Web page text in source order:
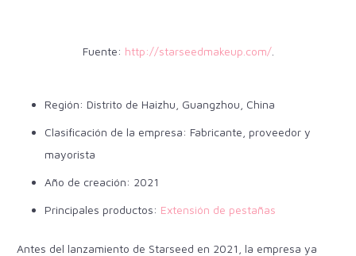
Fuente: http://starseedmakeup.com/.
Región: Distrito de Haizhu, Guangzhou, China
Clasificación de la empresa: Fabricante, proveedor y
mayorista
Año de creación: 2021
Principales productos: Extensión de pestañas
Antes del lanzamiento de Starseed en 2021, la empresa ya